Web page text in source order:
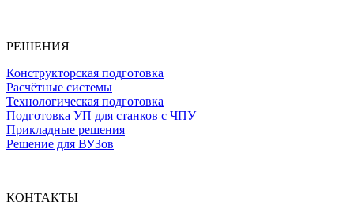
РЕШЕНИЯ
Конструкторская подготовка
Расчётные системы
Технологическая подготовка
Подготовка УП для станков с ЧПУ
Прикладные решения
Решение для ВУЗов
КОНТАКТЫ